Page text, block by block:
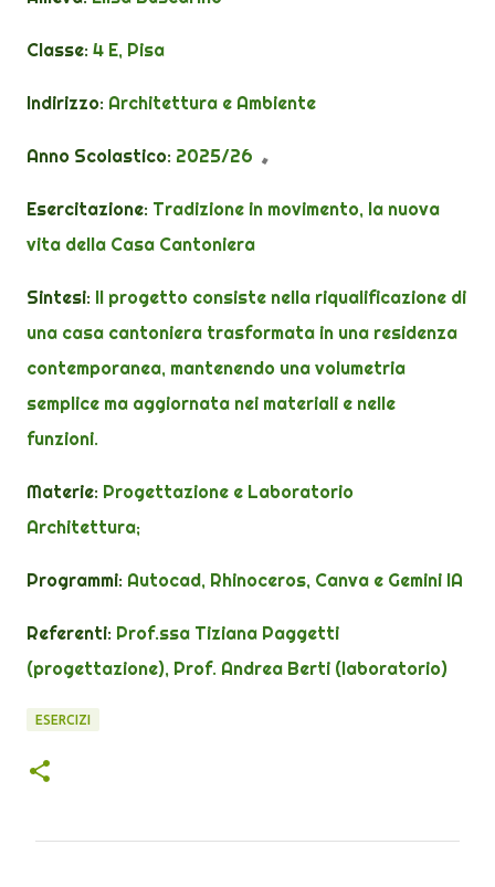
Classe: 4 E, Pisa
Indirizzo: Architettura e Ambiente
Anno Scolastico: 2025/26
Esercitazione: Tradizione in movimento, la nuova
vita della Casa Cantoniera
Sintesi: Il progetto consiste nella riqualificazione di
una casa cantoniera trasformata in una residenza
contemporanea, mantenendo una volumetria
semplice ma aggiornata nei materiali e nelle
funzioni.
Materie: Progettazione e Laboratorio
Architettura;
Programmi: Autocad, Rhinoceros, Canva e Gemini IA
Referenti: Prof.ssa Tiziana Paggetti
(progettazione), Prof. Andrea Berti (laboratorio)
ESERCIZI